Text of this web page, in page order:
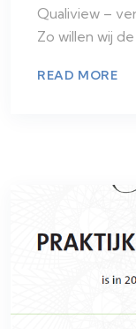
Qualiview –
Zo willen wij
READ MORE